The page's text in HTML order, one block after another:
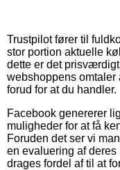
Trustpilot fører til
stor portion aktuelle
dette er det
webshoppens
forud for at du handler.
Facebook genererer
muligheder for at få
Foruden det ser vi
en evaluering af
drages fordel af til at